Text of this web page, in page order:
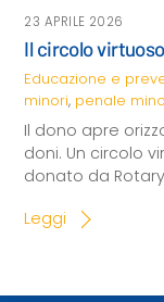
23 APRILE 2026
Il circolo
Educazione e
minori, penale
Il dono apre
doni. Un circolo
donato da
Leggi